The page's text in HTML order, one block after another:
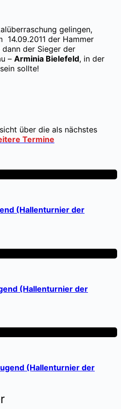
gelingen,
14.09.2011 der Hammer
der Sieger der
– Arminia Bielefeld, in der
sollte!
über die als nächstes
Termine
(Hallenturnier der
(Hallenturnier der
(Hallenturnier der